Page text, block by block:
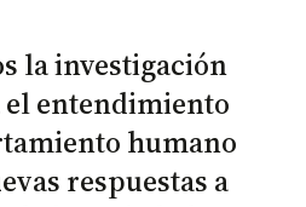
la investigación
entendimiento
humano
respuestas a